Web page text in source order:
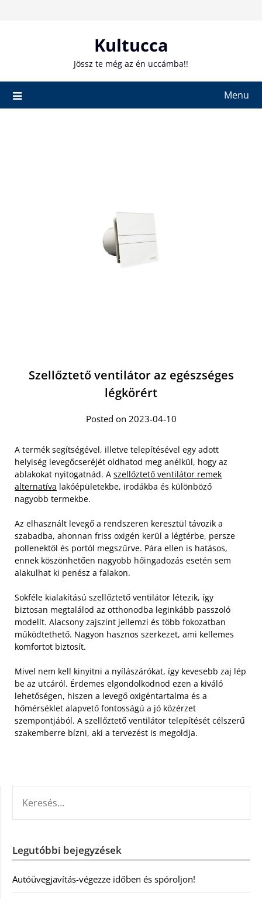
Kultucca
Jössz te még az én uccámba!!
Menu
Szellőztető ventilátor az egészséges
légkörért
Posted on 2023-04-10
A termék segítségével, illetve telepítésével egy adott
helyiség levegőcseréjét oldhatod meg anélkül, hogy az
ablakokat nyitogatnád. A szellőztető ventilátor remek
alternatíva lakóépületekbe, irodákba és különböző
nagyobb termekbe.
Az elhasznált levegő a rendszeren keresztül távozik a
szabadba, ahonnan friss oxigén kerül a légtérbe, persze
pollenektől és portól megszűrve. Pára ellen is hatásos,
ennek köszönhetően nagyobb hőingadozás esetén sem
alakulhat ki penész a falakon.
Sokféle kialakítású szellőztető ventilátor létezik, így
biztosan megtalálod az otthonodba leginkább passzoló
modellt. Alacsony zajszint jellemzi és több fokozatban
működtethető. Nagyon hasznos szerkezet, ami kellemes
komfortot biztosít.
Mivel nem kell kinyitni a nyílászárókat, így kevesebb zaj lép
be az utcáról. Érdemes elgondolkodnod ezen a kiváló
lehetőségen, hiszen a levegő oxigéntartalma és a
hőmérséklet alapvető fontosságú a jó közérzet
szempontjából. A szellőztető ventilátor telepítését célszerű
szakemberre bízni, aki a tervezést is megoldja.
Legutóbbi bejegyzések
Autóüvegjavítás-végezze időben és spóroljon!